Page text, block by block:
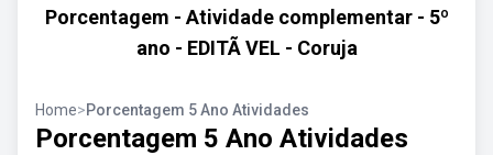
Porcentagem - Atividade complementar - 5º
ano - EDITÃ VEL - Coruja
Home>Porcentagem 5 Ano Atividades
Porcentagem 5 Ano Atividades